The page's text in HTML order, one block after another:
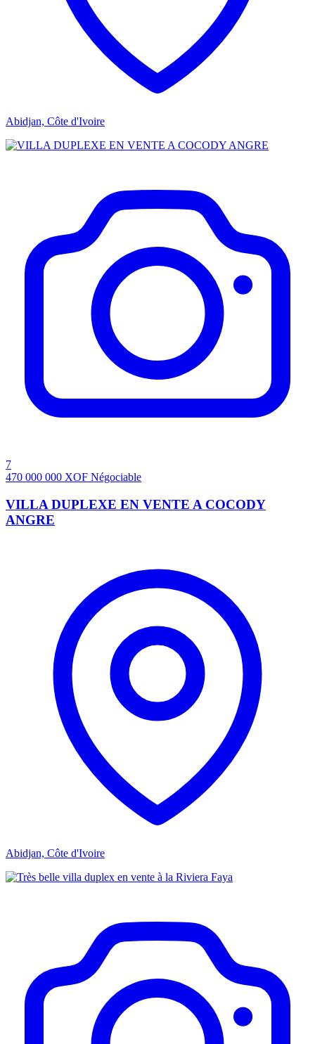
Abidjan, Côte d'Ivoire
7
470 000 000 XOF Négociable
VILLA DUPLEXE EN VENTE A COCODY
ANGRE
Abidjan, Côte d'Ivoire